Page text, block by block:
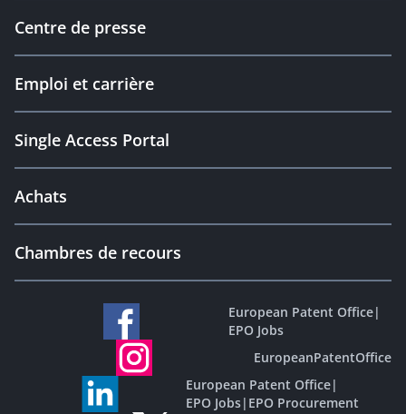
Centre de presse
Emploi et carrière
Single Access Portal
Achats
Chambres de recours
European Patent Office|
EPO Jobs
EuropeanPatentOffice
European Patent Office|
EPO Jobs| EPO Procurement